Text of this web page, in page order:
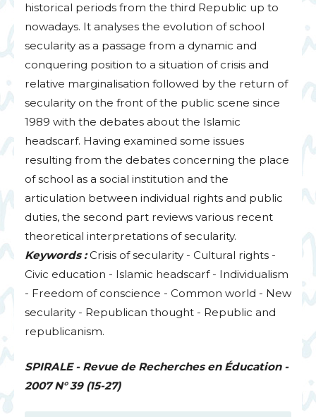
historical periods from the third Republic up to
nowadays. It analyses the evolution of school
secularity as a passage from a dynamic and
conquering position to a situation of crisis and
relative marginalisation followed by the return of
secularity on the front of the public scene since
1989 with the debates about the Islamic
headscarf. Having examined some issues
resulting from the debates concerning the place
of school as a social institution and the
articulation between individual rights and public
duties, the second part reviews various recent
theoretical interpretations of secularity.
Keywords : Crisis of secularity - Cultural rights -
Civic education - Islamic headscarf - Individualism
- Freedom of conscience - Common world - New
secularity - Republican thought - Republic and
republicanism.
SPIRALE- Revue de Recherches en Éducation -
2007 N° 39 (15-27)